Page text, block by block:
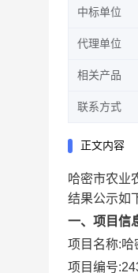
中标单位
代理单位
相关产品
联系方式
正文内容
哈密市农业
结果公示如
一、项目信
项目名称:哈
项目编号: